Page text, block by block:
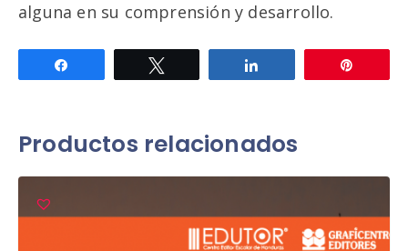
alguna en su comprensión y desarrollo.
Productos relacionados